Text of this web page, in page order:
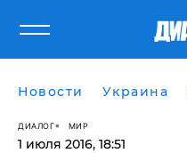
Новости Украина
ДИАЛОГ МИР
1 июля 2016, 18:51